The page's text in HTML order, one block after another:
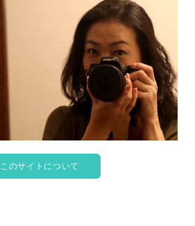
このサイトについて